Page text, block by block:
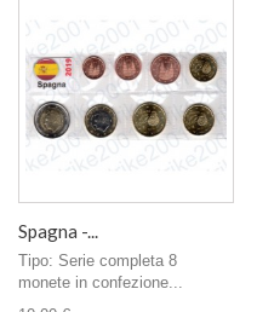
Spagna -...
Tipo: Serie completa 8
monete in confezione...